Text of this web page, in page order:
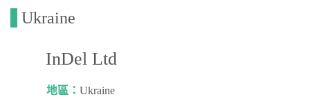
Ukraine
InDel Ltd
地區：Ukraine